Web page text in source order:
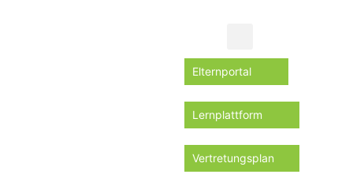
Elternportal
Lernplattform
Vertretungsplan